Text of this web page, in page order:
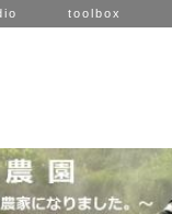
toolbox